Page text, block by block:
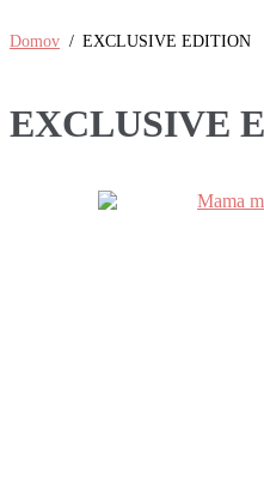
Domov / EXCLUSIVE EDITION
EXCLUSIVE